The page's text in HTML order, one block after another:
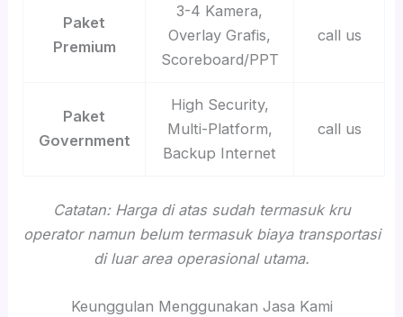
Paket
Premium
3-4 Kamera,
Overlay Grafis,
Scoreboard/PPT
call us
Paket
Government
High Security,
Multi-Platform,
Backup Internet
call us
Catatan: Harga di atas sudah termasuk kru
operator namun belum termasuk biaya transportasi
di luar area operasional utama.
Keunggulan Menggunakan Jasa Kami